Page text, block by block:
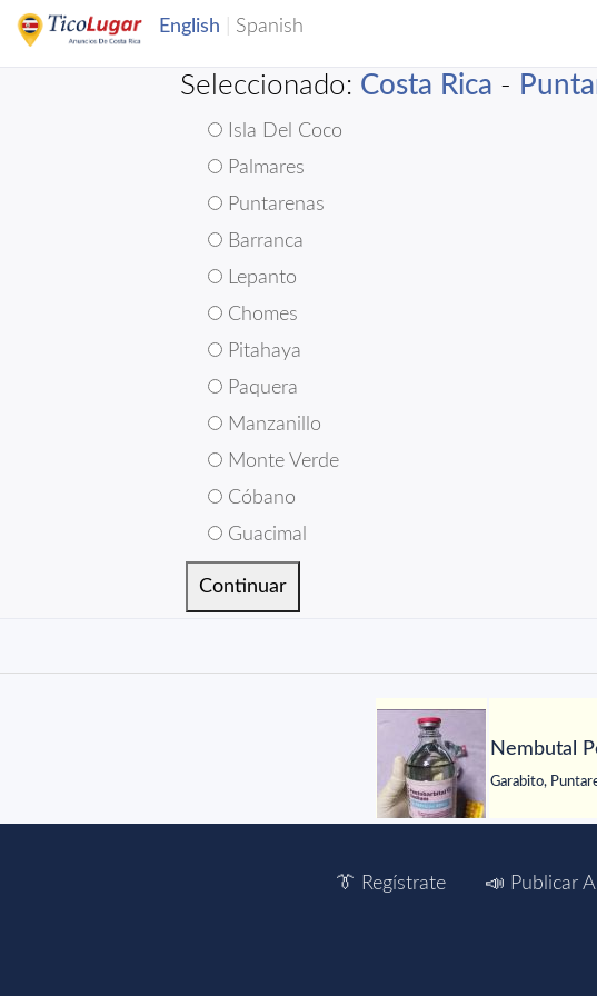
Seleccionado: Costa Rica -
Isla Del Coco
Palmares
Puntarenas
Barranca
Lepanto
Chomes
Pitahaya
Paquera
Manzanillo
Monte Verde
Cóbano
Guacimal
Nembutal
Garabito,
👔 Regístrate 📣 Publicar